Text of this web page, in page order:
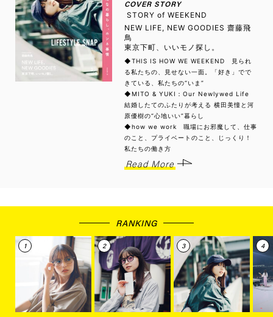
COVER STORY
STORY of WEEKEND
NEW LIFE, NEW GOODIES 齋藤飛
鳥
東京下町、いいモノ探し。
◆THIS IS HOW WE WEEKEND 見られ
る私たちの、見せない一面。「好き」でで
きている、私たちの“いま”
◆MITO & YUKI：Our Newlywed Life
結婚したてのふたりが考える 横田美憧と河
原優樹の“心地いい”暮らし
◆how we work 職場にお邪魔して、仕事
のこと、プライベートのこと、じっくり！
私たちの働き方
Read More
RANKING